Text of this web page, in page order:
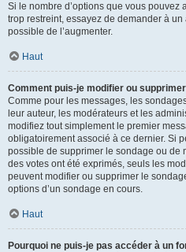
Si le nombre d’options que vous pouvez
trop restreint, essayez de demander à un
possible de l’augmenter.
Haut
Comment puis-je modifier ou
Comme pour les messages, les
leur auteur, les modérateurs et les
modifiez tout simplement le premier
obligatoirement associé à ce dernier. Si
possible de supprimer le sondage ou de
des votes ont été exprimés, seuls les
peuvent modifier ou supprimer le
options d’un sondage en cours.
Haut
Pourquoi ne puis-je pas accéder à un